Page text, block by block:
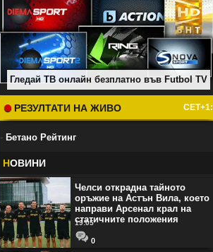
Гледай ТВ онлайн безплатно във Futbol TV
РЕЗУЛТАТИ НА ЖИВО СЕТ+1:
- Бетано Рейтинг
НОВИНИ
Челси открадна тайното
оръжие на Астън Вила, което
направи Арсенал крал на
статичните положения
19:05
0